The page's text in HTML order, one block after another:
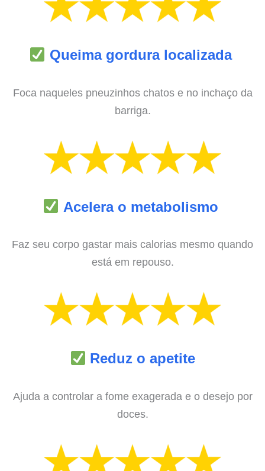
Queima gordura localizada
Foca naqueles pneuzinhos chatos e no inchaço da
barriga.
Acelera o metabolismo
Faz seu corpo gastar mais calorias mesmo quando
está em repouso.
Reduz o apetite
Ajuda a controlar a fome exagerada e o desejo por
doces.